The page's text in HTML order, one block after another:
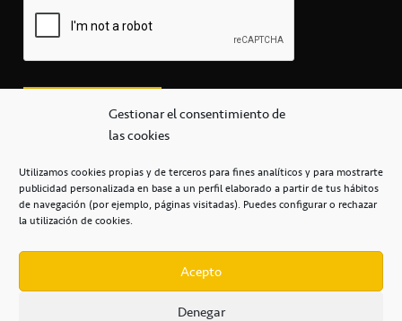
Gestionar el consentimiento de
las cookies
Utilizamos cookies propias y de terceros para fines analíticos y para mostrarte
publicidad personalizada en base a un perfil elaborado a partir de tus hábitos
de navegación (por ejemplo, páginas visitadas). Puedes configurar o rechazar
la utilización de cookies.
Acepto
Denegar
secretaria@cbcanarias.es
+34 922 253 684
Casa del Deporte / 38108 – La Laguna